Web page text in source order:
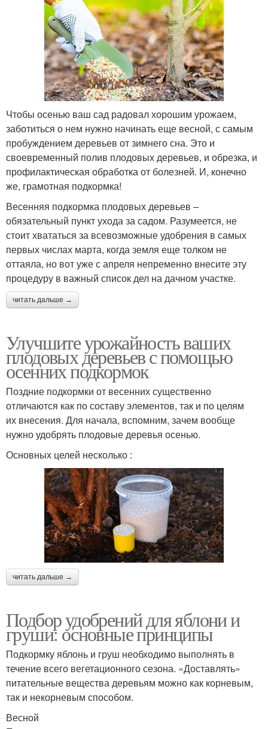
Чтобы осенью ваш сад радовал хорошим урожаем,
заботиться о нем нужно начинать еще весной, с самым
пробуждением деревьев от зимнего сна. Это и
своевременный полив плодовых деревьев, и обрезка, и
профилактическая обработка от болезней. И, конечно
же, грамотная подкормка!
Весенняя подкормка плодовых деревьев –
обязательный пункт ухода за садом. Разумеется, не
стоит хвататься за всевозможные удобрения в самых
первых числах марта, когда земля еще толком не
оттаяла, но вот уже с апреля непременно внесите эту
процедуру в важный список дел на дачном участке.
читать дальше →
Улучшите урожайность ваших
плодовых деревьев с помощью
осенних подкормок
Поздние подкормки от весенних существенно
отличаются как по составу элементов, так и по целям
их внесения. Для начала, вспомним, зачем вообще
нужно удобрять плодовые деревья осенью.
Основных целей несколько :
читать дальше →
Подбор удобрений для яблони и
груши: основные принципы
Подкормку яблонь и груш необходимо выполнять в
течение всего вегетационного сезона. «Доставлять»
питательные вещества деревьям можно как корневым,
так и некорневым способом.
Весной